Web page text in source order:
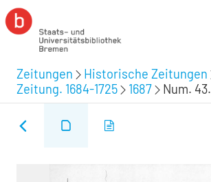
Zeitungen Historische Zeitungen
Zeitung. 1684-1725
1687 Num. 43.